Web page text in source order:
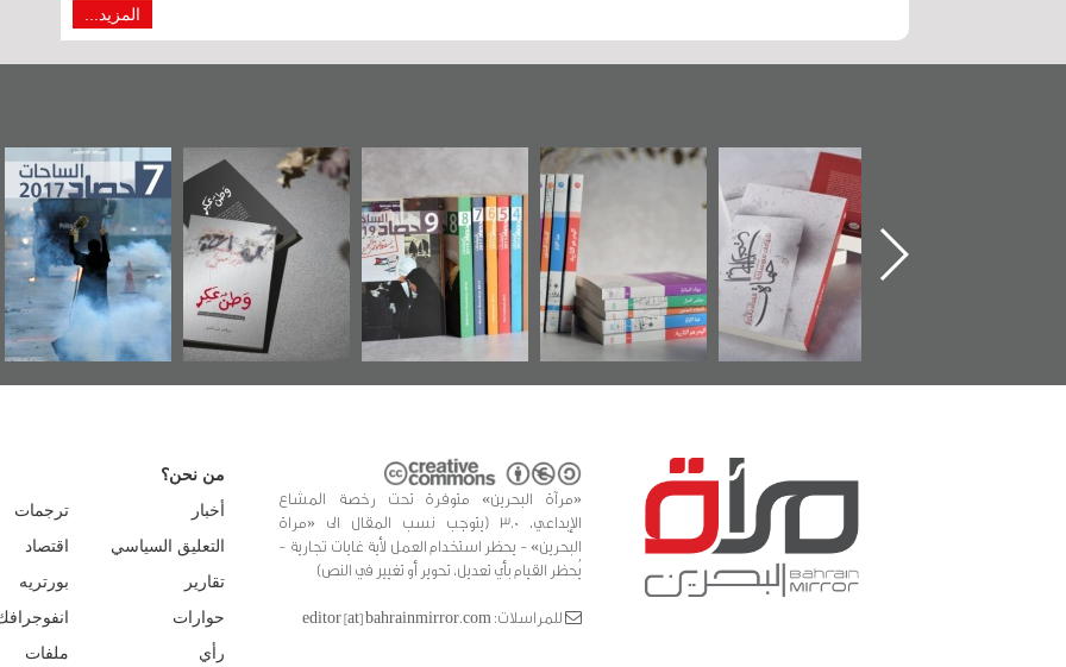
المزيد...
"حماة الباب الأخير":
الإصدار الأول عن
اعتصام الدراز
وأحداث ساحة
الفداء لمركز أوال
للدراسات والتوثيق
تصنيف موضوعي
للوثائق البريطانية
يقدمه «مركز أوال»
كتب
"مرآة البحرين"
تصدر حصاد
الساحات 2019
«وطن عكر» رواية
جديدة لمعتقل
عسكري تصدر عن
«مرآة البحرين»
حصاد 2017
«مرآة البحرين» متوفرة تحت رخصة المشاع
الإبداعي، 3.0 (يتوجب نسب المقال الى «مراة
البحرين» - يحظر استخدام العمل لأية غايات تجارية -
يُحظر القيام بأي تعديل، تحوير أو تغيير في النص)
للمراسلات: editor [at] bahrainmirror.com
من نحن؟
أخبار
التعليق السياسي
تقارير
حوارات
رأي
ترجمات
اقتصاد
بورتريه
ملفات